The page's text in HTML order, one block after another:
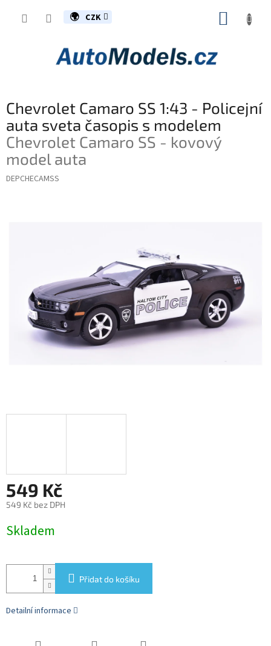
CZK
Chevrolet Camaro SS 1:43 - Policejní
auta sveta časopis s modelem
Chevrolet Camaro SS - kovový
model auta
DEPCHECAMSS
549 Kč
549 Kč bez DPH
cena:
Skladem
Přidat do košíku
Detailní informace